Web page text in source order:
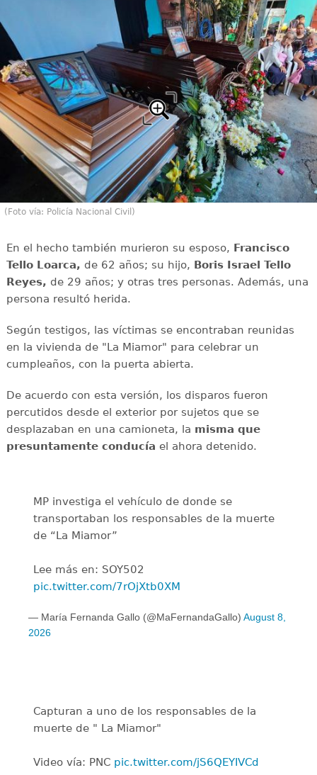
(Foto vía: Policía Nacional Civil)
En el hecho también murieron su esposo, Francisco
Tello Loarca, de 62 años; su hijo, Boris Israel Tello
Reyes, de 29 años; y otras tres personas. Además, una
persona resultó herida.
Según testigos, las víctimas se encontraban reunidas
en la vivienda de "La Miamor" para celebrar un
cumpleaños, con la puerta abierta.
De acuerdo con esta versión, los disparos fueron
percutidos desde el exterior por sujetos que se
desplazaban en una camioneta, la misma que
presuntamente conducía el ahora detenido.
MP investiga el vehículo de donde se
transportaban los responsables de la muerte
de “La Miamor”
Lee más en: SOY502
pic.twitter.com/7rOjXtb0XM
— María Fernanda Gallo (@MaFernandaGallo) August 8,
2026
Capturan a uno de los responsables de la
muerte de " La Miamor"
Video vía: PNC pic.twitter.com/jS6QEYIVCd